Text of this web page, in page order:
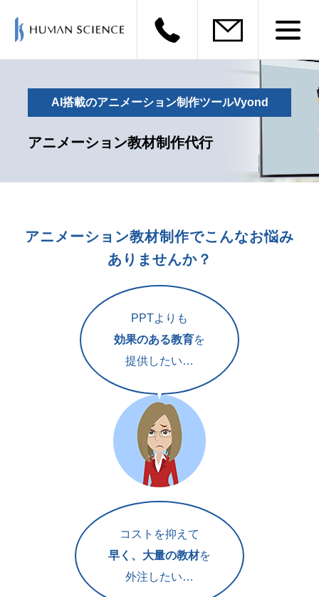
AI搭載のアニメーション制作ツールVyond
アニメーション教材制作代行
アニメーション教材制作でこんなお悩み
ありませんか？
PPTよりも
効果のある教育を
提供したい…
コストを抑えて
早く、大量の教材を
外注したい…